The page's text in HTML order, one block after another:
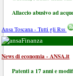
Allaccio abusivo ad
Ansa Toscana - Tutti gli Rss
Finanza
News di economia - ANSA.it
Patenti a 17 anni e